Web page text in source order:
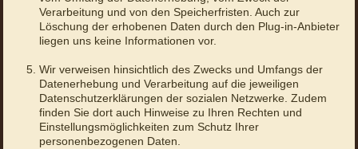
Verarbeitung und von den Speicherfristen. Auch zur
Löschung der erhobenen Daten durch den Plug-in-Anbieter
liegen uns keine Informationen vor.
Wir verweisen hinsichtlich des Zwecks und Umfangs der
Datenerhebung und Verarbeitung auf die jeweiligen
Datenschutzerklärungen der sozialen Netzwerke. Zudem
finden Sie dort auch Hinweise zu Ihren Rechten und
Einstellungsmöglichkeiten zum Schutz Ihrer
personenbezogenen Daten.